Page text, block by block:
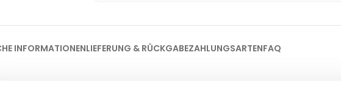
INFORMATIONENLIEFERUNG & RÜCKGABEZAHLUNGSARTENFAQ
Zeitlose Eleganz für Ihre Bestuhlung